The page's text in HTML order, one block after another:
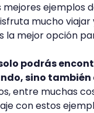
ejemplos
mucho
la mejor opción
podrás
sino
entre muchas
con estos